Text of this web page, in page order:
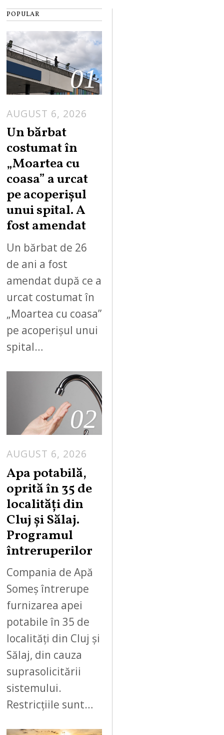
POPULAR
01
AUGUST 6, 2026
Un bărbat
costumat în
„Moartea cu
coasa” a urcat
pe acoperișul
unui spital. A
fost amendat
Un bărbat de 26
de ani a fost
amendat după ce a
urcat costumat în
„Moartea cu coasa”
pe acoperișul unui
spital…
02
AUGUST 6, 2026
Apa potabilă,
oprită în 35 de
localități din
Cluj și Sălaj.
Programul
întreruperilor
Compania de Apă
Someș întrerupe
furnizarea apei
potabile în 35 de
localități din Cluj și
Sălaj, din cauza
suprasolicitării
sistemului.
Restricțiile sunt…